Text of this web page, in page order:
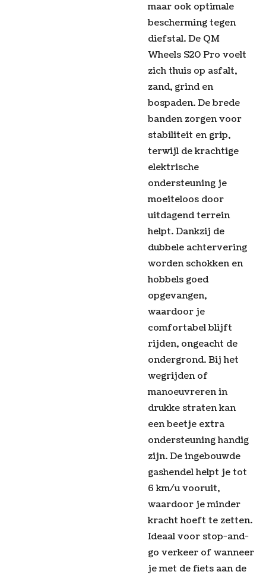
maar ook optimale
bescherming tegen
diefstal. De QM
Wheels S20 Pro voelt
zich thuis op asfalt,
zand, grind en
bospaden. De brede
banden zorgen voor
stabiliteit en grip,
terwijl de krachtige
elektrische
ondersteuning je
moeiteloos door
uitdagend terrein
helpt. Dankzij de
dubbele achtervering
worden schokken en
hobbels goed
opgevangen,
waardoor je
comfortabel blijft
rijden, ongeacht de
ondergrond. Bij het
wegrijden of
manoeuvreren in
drukke straten kan
een beetje extra
ondersteuning handig
zijn. De ingebouwde
gashendel helpt je tot
6 km/u vooruit,
waardoor je minder
kracht hoeft te zetten.
Ideaal voor stop-and-
go verkeer of wanneer
je met de fiets aan de